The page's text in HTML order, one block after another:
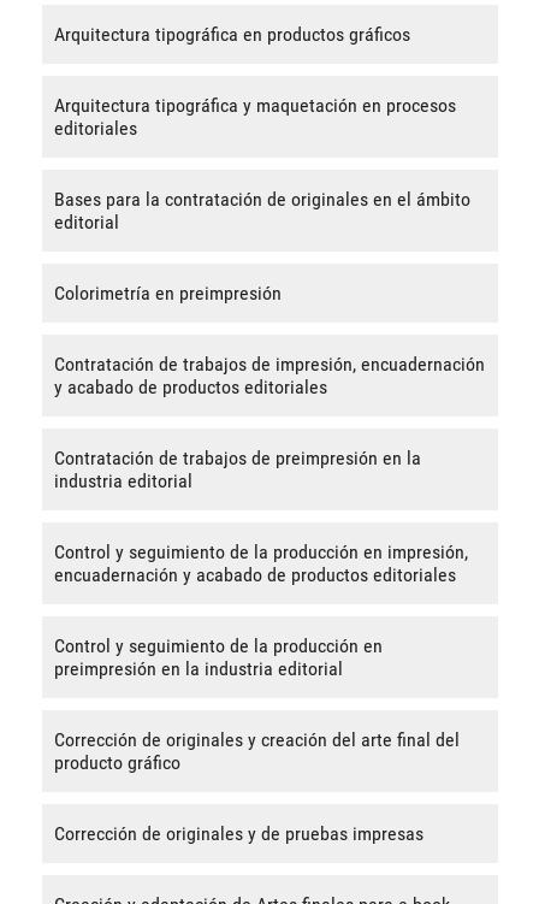
Arquitectura tipográfica en productos gráficos
Arquitectura tipográfica y maquetación en procesos
editoriales
Bases para la contratación de originales en el ámbito
editorial
Colorimetría en preimpresión
Contratación de trabajos de impresión, encuadernación
y acabado de productos editoriales
Contratación de trabajos de preimpresión en la
industria editorial
Control y seguimiento de la producción en impresión,
encuadernación y acabado de productos editoriales
Control y seguimiento de la producción en
preimpresión en la industria editorial
Corrección de originales y creación del arte final del
producto gráfico
Corrección de originales y de pruebas impresas